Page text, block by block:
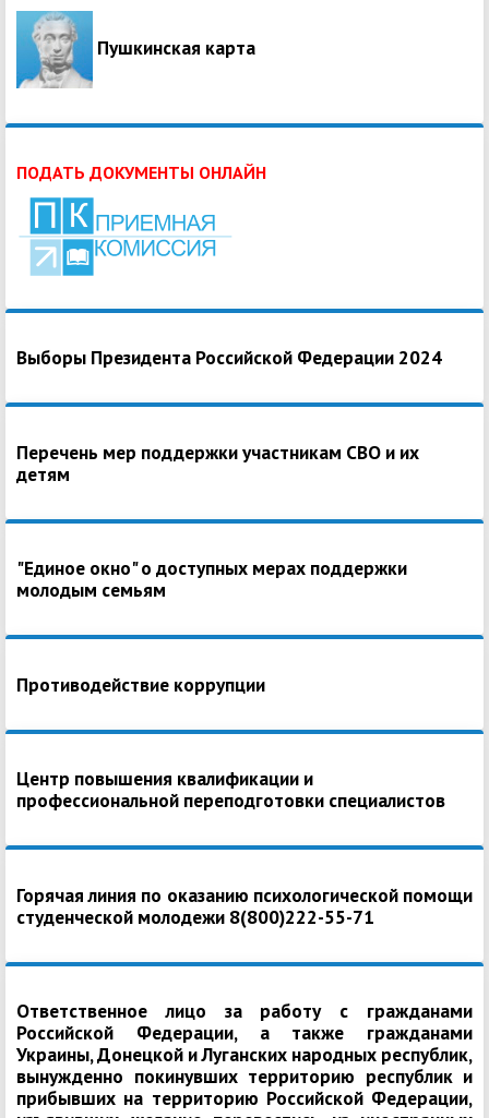
Пушкинская карта
ПОДАТЬ ДОКУМЕНТЫ ОНЛАЙН
Выборы Президента Российской Федерации 2024
Перечень мер поддержки участникам СВО и их
детям
"Единое окно" о доступных мерах поддержки
молодым семьям
Противодействие коррупции
Центр повышения квалификации и
профессиональной переподготовки специалистов
Горячая линия по оказанию психологической помощи
студенческой молодежи 8(800)222-55-71
Ответственное лицо за работу с гражданами
Российской Федерации, а также гражданами
Украины, Донецкой и Луганских народных республик,
вынужденно покинувших территорию республик и
прибывших на территорию Российской Федерации,